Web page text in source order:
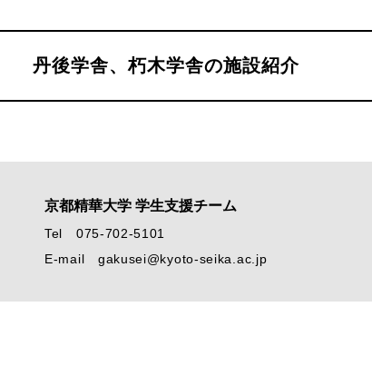
丹後学舎、朽木学舎の施設紹介
京都精華大学 学生支援チーム
Tel 075-702-5101
E-mail gakusei@kyoto-seika.ac.jp